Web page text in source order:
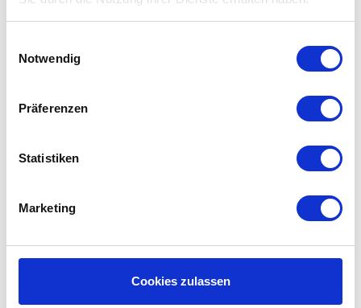
Notwendig
Präferenzen
Statistiken
Marketing
Cookies zulassen
sein, das Sie einen hohen Qualitätsfilter für einen
scharfen Preis kaufen. Lesen Sie hier alles
Gebrauchsanleitung Fläkt RDKB
3 / RDKC 3 / RDKD 3
Fläkt verloren? Sie können hier de
herunterladen.
Errinerungsservice: